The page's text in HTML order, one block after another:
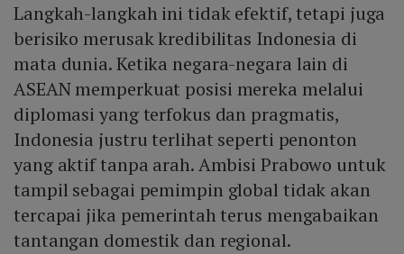
Langkah-langkah ini tidak efektif, tetapi juga
berisiko merusak kredibilitas Indonesia di
mata dunia. Ketika negara-negara lain di
ASEAN memperkuat posisi mereka melalui
diplomasi yang terfokus dan pragmatis,
Indonesia justru terlihat seperti penonton
yang aktif tanpa arah. Ambisi Prabowo untuk
tampil sebagai pemimpin global tidak akan
tercapai jika pemerintah terus mengabaikan
tantangan domestik dan regional.